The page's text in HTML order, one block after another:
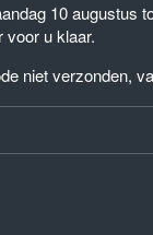
10 augustus
voor u klaar.
niet verzonden,